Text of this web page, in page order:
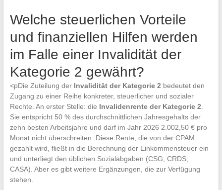
Welche steuerlichen Vorteile
und finanziellen Hilfen werden
im Falle einer Invalidität der
Kategorie 2 gewährt?
<pDie Zuteilung der Invalidität der Kategorie 2 bedeutet den
Zugang zu einer Reihe konkreter, steuerlicher und sozialer
Rechte. An erster Stelle: die Invalidenrente der Kategorie 2
Sie entspricht 50 % des durchschnittlichen Jahresgehalts der
zehn besten Arbeitsjahre und darf im Jahr 2026 2.002,50 € pro
Monat nicht überschreiten. Diese Rente, die von der CPAM
gezahlt wird, fließt in die Berechnung der Einkommensteuer ein
und unterliegt den üblichen Sozialabgaben (CSG, CRDS,
CASA). Aber es gibt weitere Ergänzungen, die zur Verfügung
stehen.